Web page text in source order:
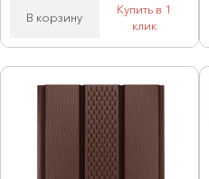
В корзину
Купить в 1
клик